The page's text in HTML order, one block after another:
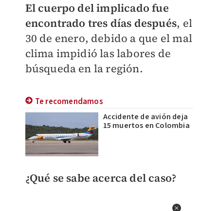
El cuerpo del implicado fue
encontrado tres días después, el
30 de enero, debido a que el mal
clima impidió las labores de
búsqueda en la región.
Te recomendamos
Accidente de avión deja
15 muertos en Colombia
¿Qué se sabe acerca del caso?